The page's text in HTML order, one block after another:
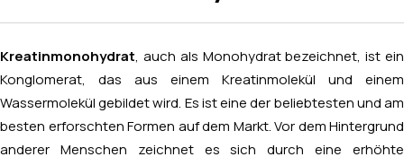
Kreatinmonohydrat , auch als Monohydrat bezeichnet, ist ein
Konglomerat, das aus einem Kreatinmolekül und einem
Wassermolekül gebildet wird. Es ist eine der beliebtesten und am
besten erforschten Formen auf dem Markt. Vor dem Hintergrund
anderer Menschen zeichnet es sich durch eine erhöhte